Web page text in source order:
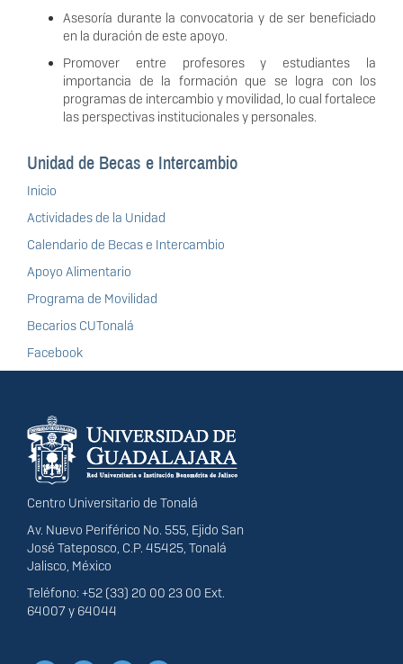
Asesoría durante la convocatoria y de ser beneficiado
en la duración de este apoyo.
Promover entre profesores y estudiantes la
importancia de la formación que se logra con los
programas de intercambio y movilidad, lo cual fortalece
las perspectivas institucionales y personales.
Unidad de Becas e Intercambio
Inicio
Actividades de la Unidad
Calendario de Becas e Intercambio
Apoyo Alimentario
Programa de Movilidad
Becarios CUTonalá
Facebook
Información del
portal
Centro Universitario de Tonalá
Av. Nuevo Periférico No. 555, Ejido San
José Tateposco, C.P. 45425, Tonalá
Jalisco, México
Teléfono: +52 (33) 20 00 23 00 Ext.
64007 y 64044